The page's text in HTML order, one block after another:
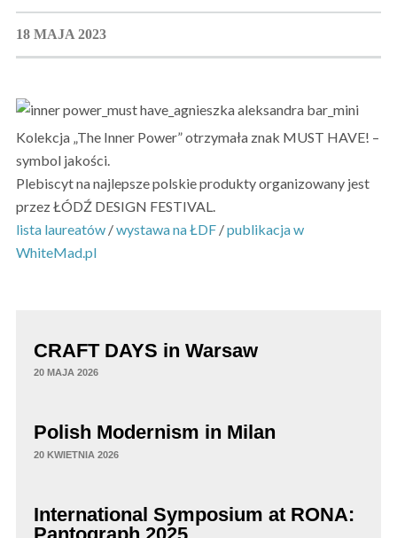
18 MAJA 2023
Kolekcja „The Inner Power” otrzymała znak MUST HAVE! –
symbol jakości.
Plebiscyt na najlepsze polskie produkty organizowany jest
przez ŁÓDŹ DESIGN FESTIVAL.
lista laureatów /wystawa na ŁDF /publikacja w
WhiteMad.pl
CRAFT DAYS in Warsaw
20 MAJA 2026
Polish Modernism in Milan
20 KWIETNIA 2026
International Symposium at RONA: